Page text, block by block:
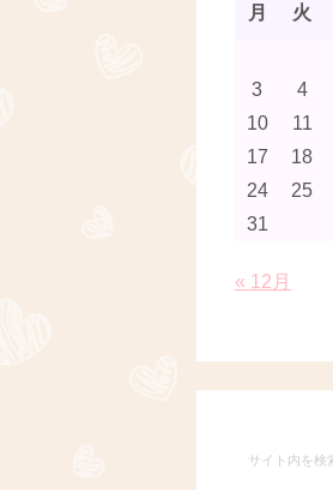
月 火
3
4
10
11
17
18
24
25
31
« 12月